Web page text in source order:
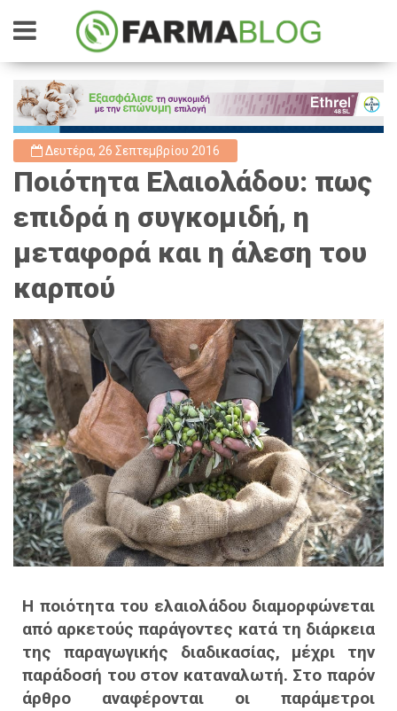
Δευτέρα, 26 Σεπτεμβρίου 2016
Ποιότητα Ελαιολάδου: πως
επιδρά η συγκομιδή, η
μεταφορά και η άλεση του
καρπού
Η ποιότητα του ελαιολάδου διαμορφώνεται
από αρκετούς παράγοντες κατά τη διάρκεια
της παραγωγικής διαδικασίας, μέχρι την
παράδοσή του στον καταναλωτή. Στο παρόν
άρθρο αναφέρονται οι παράμετροι